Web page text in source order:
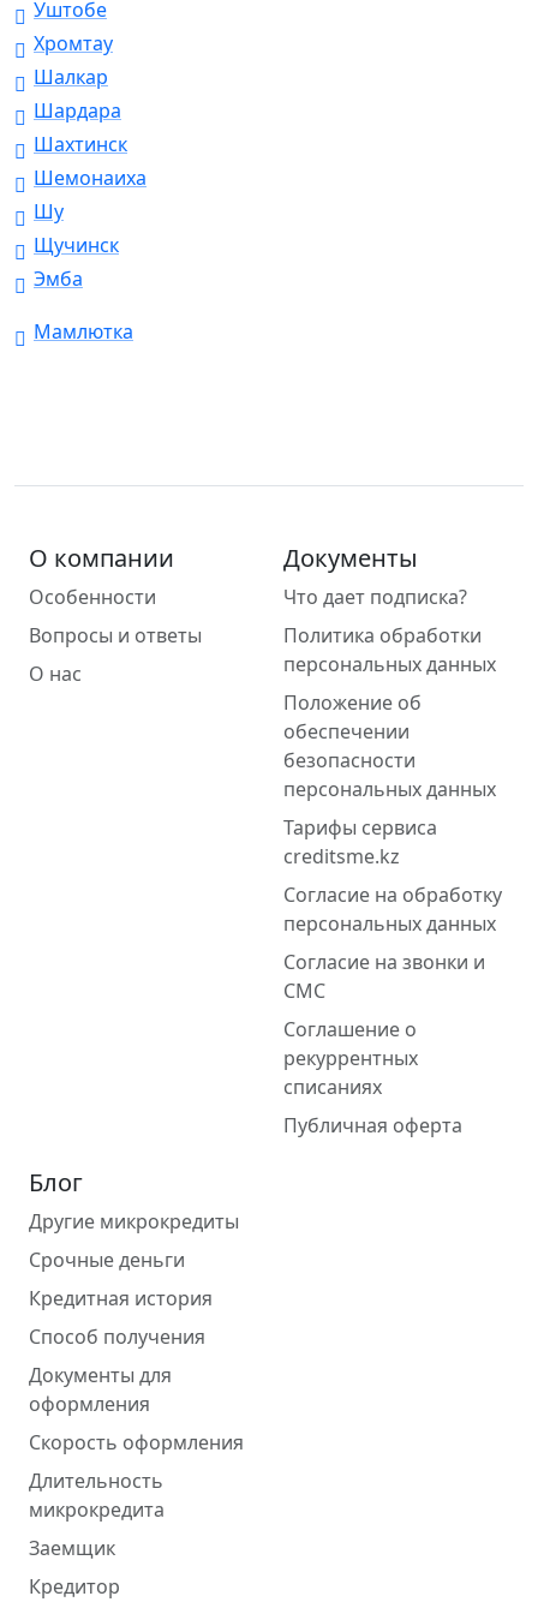
Уштобе
Хромтау
Шалкар
Шардара
Шахтинск
Шемонаиха
Шу
Щучинск
Эмба
Мамлютка
О компании
Особенности
Вопросы и ответы
О нас
Документы
Что дает подписка?
Политика обработки
персональных данных
Положение об
обеспечении
безопасности
персональных данных
Тарифы сервиса
creditsme.kz
Согласие на обработку
персональных данных
Согласие на звонки и
СМС
Соглашение о
рекуррентных
списаниях
Публичная оферта
Блог
Другие микрокредиты
Срочные деньги
Кредитная история
Способ получения
Документы для
оформления
Скорость оформления
Длительность
микрокредита
Заемщик
Кредитор